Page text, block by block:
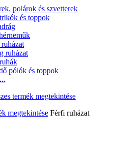
polárok és szvetterek
és toppok
ruházat
pólók és toppok
megtekintése Férfi ruházat